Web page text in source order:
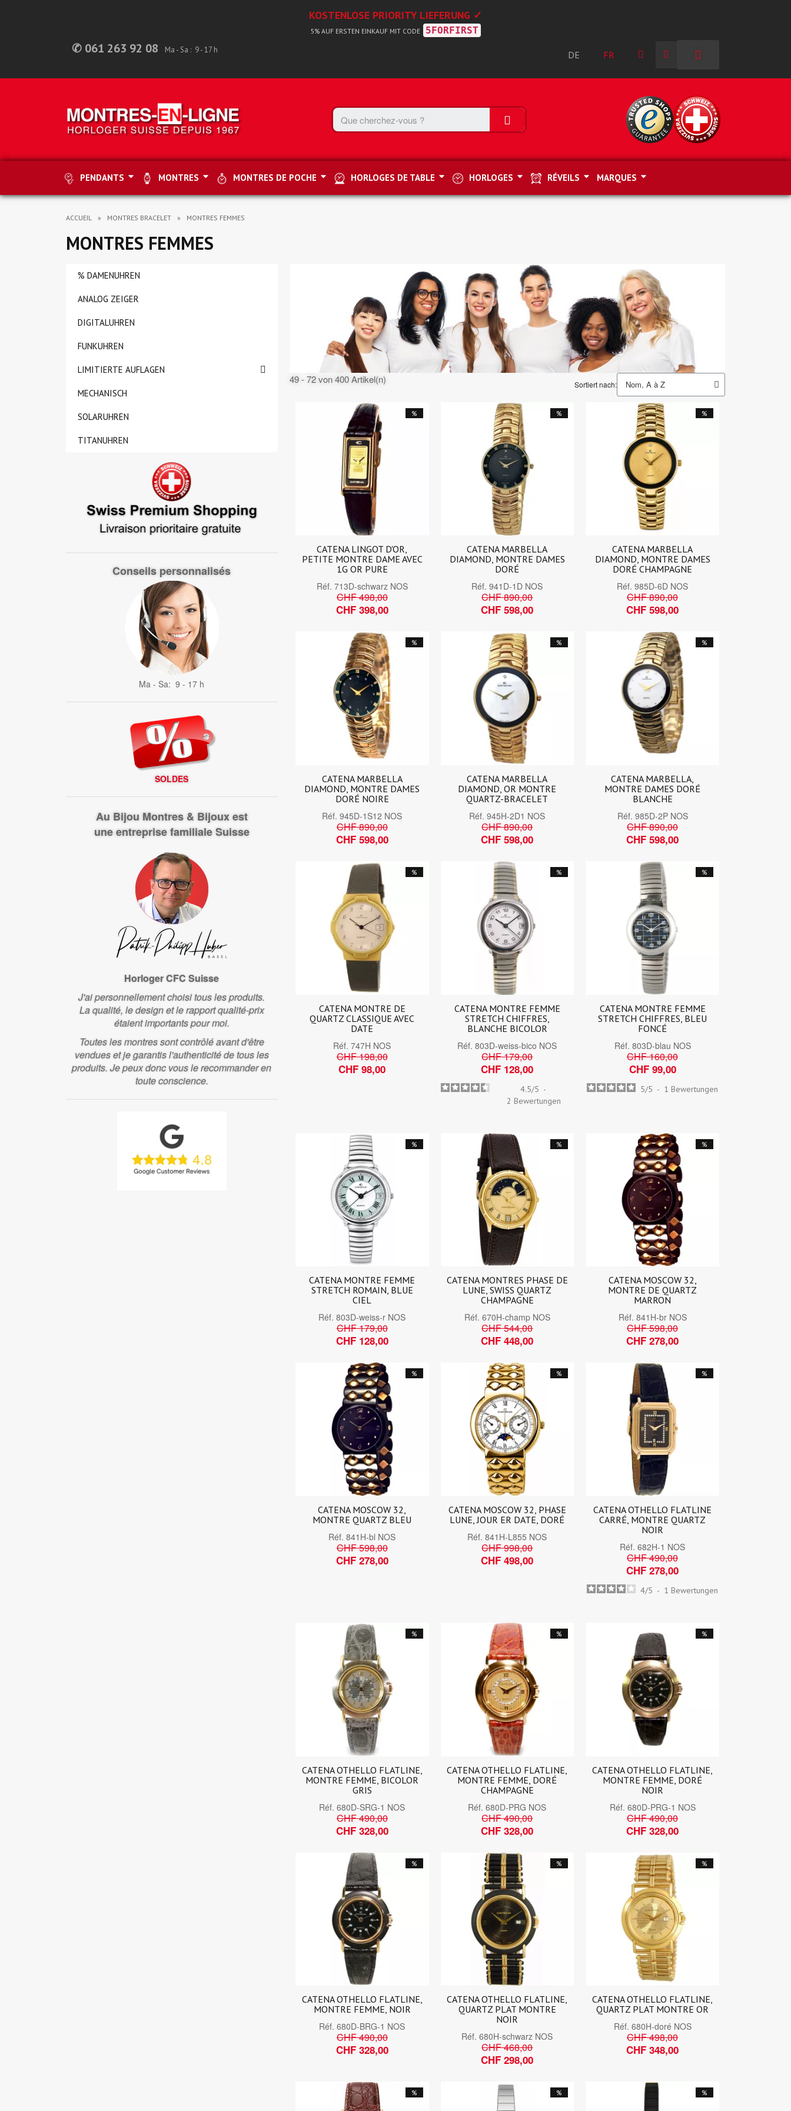
KOSTENLOSE PRIORITY LIEFERUNG ✓
5% AUF ERSTEN EINKAUF MIT CODE 5FORFIRST
✆ 061 263 92 08 Ma - Sa : 9 - 17 h DE FR
PENDANTS MONTRES MONTRES DE POCHE HORLOGES DE TABLE HORLOGES RÉVEILS MARQUES
ACCUEIL MONTRES BRACELET MONTRES FEMMES
MONTRES FEMMES
% DAMENUHREN
ANALOG ZEIGER
DIGITALUHREN
FUNKUHREN
LIMITIERTE AUFLAGEN
MECHANISCH
SOLARUHREN
TITANUHREN
Conseils personnalisés
Ma - Sa: 9 - 17 h
SOLDES
Au Bijou Montres & Bijoux est
une entreprise familiale Suisse
Horloger CFC Suisse
J'ai personnellement choisi tous les produits.
La qualité, le design et le rapport qualité-prix
étaient importants pour moi.
Toutes les montres sont contrôlé avant d'être
vendues et je garantis l'authenticité de tous les
produits. Je peux donc vous le recommander en
toute conscience.
49 - 72 von 400 Artikel(n) Sortiert nach:
%
CATENA LINGOT D'OR,
PETITE MONTRE DAME AVEC
1G OR PURE
Réf. 713D-schwarz NOS
CHF 498,00
CHF 398,00
%
CATENA MARBELLA
DIAMOND, MONTRE DAMES
DORÉ
Réf.941D-1D NOS
CHF 890,00
CHF 598,00
%
CATENA MARBELLA
DIAMOND, MONTRE DAMES
DORÉ CHAMPAGNE
Réf.985D-6D NOS
CHF 890,00
CHF 598,00
%
CATENA MARBELLA
DIAMOND, MONTRE DAMES
DORÉ NOIRE
Réf.945D-1S12 NOS
CHF 890,00
CHF 598,00
%
CATENA MARBELLA
DIAMOND, OR MONTRE
QUARTZ-BRACELET
Réf.945H-2D1 NOS
CHF 890,00
CHF 598,00
%
CATENA MARBELLA,
MONTRE DAMES DORÉ
BLANCHE
Réf. 985D-2P NOS
CHF 890,00
CHF 598,00
%
CATENA MONTRE DE
QUARTZ CLASSIQUE AVEC
DATE
Réf.747H NOS
CHF 198,00
CHF 98,00
%
CATENA MONTRE FEMME
STRETCH CHIFFRES,
BLANCHE BICOLOR
Réf.803D-weiss-bico NOS
CHF 179,00
CHF 128,00
4.5/5 -
2 Bewertungen
%
CATENA MONTRE FEMME
STRETCH CHIFFRES, BLEU
FONCÉ
Réf. 803D-blau NOS
CHF 160,00
CHF 99,00
5/5 - 1 Bewertungen
%
CATENA MONTRE FEMME
STRETCH ROMAIN, BLUE
CIEL
Réf.803D-weiss-r NOS
CHF 179,00
CHF 128,00
%
CATENA MONTRES PHASE DE
LUNE, SWISS QUARTZ
CHAMPAGNE
Réf. 670H-champ NOS
CHF 544,00
CHF 448,00
%
CATENA MOSCOW 32,
MONTRE DE QUARTZ
MARRON
Réf. 841H-br NOS
CHF 598,00
CHF 278,00
%
CATENA MOSCOW 32,
MONTRE QUARTZ BLEU
Réf.841H-bl NOS
CHF 598,00
CHF 278,00
%
CATENA MOSCOW 32, PHASE
LUNE, JOUR ER DATE, DORÉ
Réf.841H-L855 NOS
CHF 998,00
CHF 498,00
%
CATENA OTHELLO FLATLINE
CARRÉ, MONTRE QUARTZ
NOIR
Réf.682H-1 NOS
CHF 490,00
CHF 278,00
4/5 - 1 Bewertungen
%
CATENA OTHELLO FLATLINE,
MONTRE FEMME, BICOLOR
GRIS
Réf.680D-SRG-1 NOS
CHF 490,00
CHF 328,00
%
CATENA OTHELLO FLATLINE,
MONTRE FEMME, DORÉ
CHAMPAGNE
Réf.680D-PRG NOS
CHF 490,00
CHF 328,00
%
CATENA OTHELLO FLATLINE,
MONTRE FEMME, DORÉ
NOIR
Réf. 680D-PRG-1 NOS
CHF 490,00
CHF 328,00
%
CATENA OTHELLO FLATLINE,
MONTRE FEMME, NOIR
Réf.680D-BRG-1 NOS
CHF 490,00
CHF 328,00
%
CATENA OTHELLO FLATLINE,
QUARTZ PLAT MONTRE
NOIR
Réf.680H-schwarz NOS
CHF 468,00
CHF 298,00
%
CATENA OTHELLO FLATLINE,
QUARTZ PLAT MONTRE OR
Réf. 680H-doré NOS
CHF 498,00
CHF 348,00
% % %